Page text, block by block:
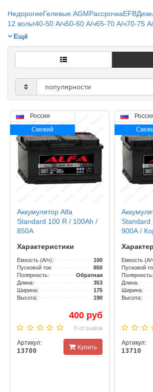
НедорогиеГелевые AGMРассрочкаEFB
12 вольт40-50 А/ч50-60 А/ч65-70 А/ч70-75
80-90 А/ч
UltraНизкий
Ещё
Россия
Свежий
Аккумулятор Alfa
Standard 100 R / 100Ah /
850А
Характеристики
Емкость (А/ч):
100
Пусковой ток:
850
Полярность:
Обратная
Длина:
353
Ширина:
175
Высота:
190
400 руб
0 отзывов
Артикул:
13700
Купить
Standard
900А /
Емкость (А/
Пусковой
Полярность:
Длина:
Ширина:
Высота:
Артикул:
13710